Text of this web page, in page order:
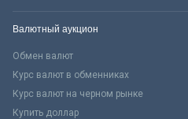
Валютный аукцион
Обмен валют
Курс валют в обменниках
Курс валют на черном рынке
Купить доллар